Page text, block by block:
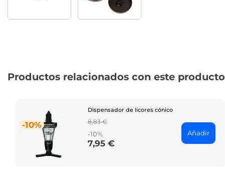
Productos relacionados con este producto
-10%
Dispensador de licores cónico
Regular
price
8,83 €
-10%
Price
7,95 €
Añadir